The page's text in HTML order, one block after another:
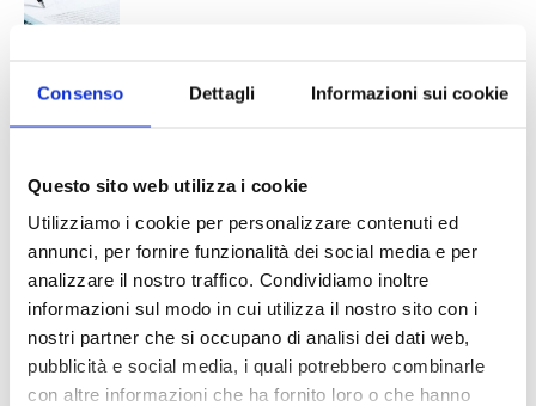
Consenso Dettagli Informazioni sui cookie
Questo sito web utilizza i cookie
Utilizziamo i cookie per personalizzare contenuti ed
annunci, per fornire funzionalità dei social media e per
analizzare il nostro traffico. Condividiamo inoltre
informazioni sul modo in cui utilizza il nostro sito con i
nostri partner che si occupano di analisi dei dati web,
pubblicità e social media, i quali potrebbero combinarle
con altre informazioni che ha fornito loro o che hanno
clausola in cerca di legittimazione
30 Giugno 2026
Assinews 387 – Luglio-Agosto 2026
30 Giugno 2026
IL MENSILE ASSINEWS LUGLIO-
AGOSTO 2026